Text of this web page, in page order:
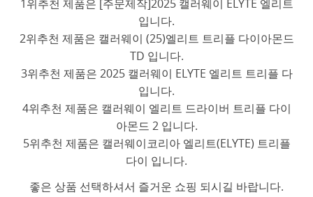
1위추천 제품은 [주문제작]2025 캘러웨이 ELYTE 엘리트
입니다.
2위추천 제품은 캘러웨이 (25)엘리트 트리플 다이아몬드
TD 입니다.
3위추천 제품은 2025 캘러웨이 ELYTE 엘리트 트리플 다
입니다.
4위추천 제품은 캘러웨이 엘리트 드라이버 트리플 다이
아몬드 2 입니다.
5위추천 제품은 캘러웨이코리아 엘리트(ELYTE) 트리플
다이 입니다.
좋은 상품 선택하셔서 즐거운 쇼핑 되시길 바랍니다.